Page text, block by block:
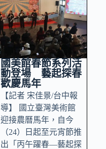
國美館春節系列活
動登場 藝起探春
歡慶馬年
【記者 宋佳景/台中報
導】 國立臺灣美術館
迎接農曆馬年，自今
（24）日起至元宵節推
出「丙午躍春—藝起探